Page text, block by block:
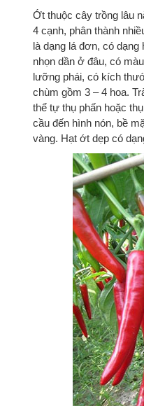
Ớt thuộc cây trồng lâu
4 cạnh, phân thành
là dạng lá đơn, có
nhọn dần ở đâu, có
lưỡng phái, có kích
chùm gồm 3 – 4 hoa.
thể tự thụ phấn hoặc
cầu đến hình nón, bề
vàng. Hạt ớt dẹp có